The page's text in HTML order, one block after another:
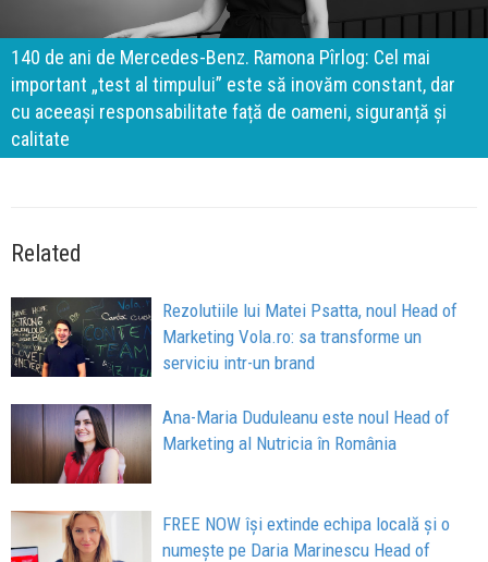
140 de ani de Mercedes-Benz. Ramona Pîrlog: Cel mai
important „test al timpului” este să inovăm constant, dar
cu aceeași responsabilitate față de oameni, siguranță și
calitate
Related
Rezolutiile lui Matei Psatta, noul Head of
Marketing Vola.ro: sa transforme un
serviciu intr-un brand
Ana-Maria Duduleanu este noul Head of
Marketing al Nutricia în România
FREE NOW își extinde echipa locală și o
numește pe Daria Marinescu Head of